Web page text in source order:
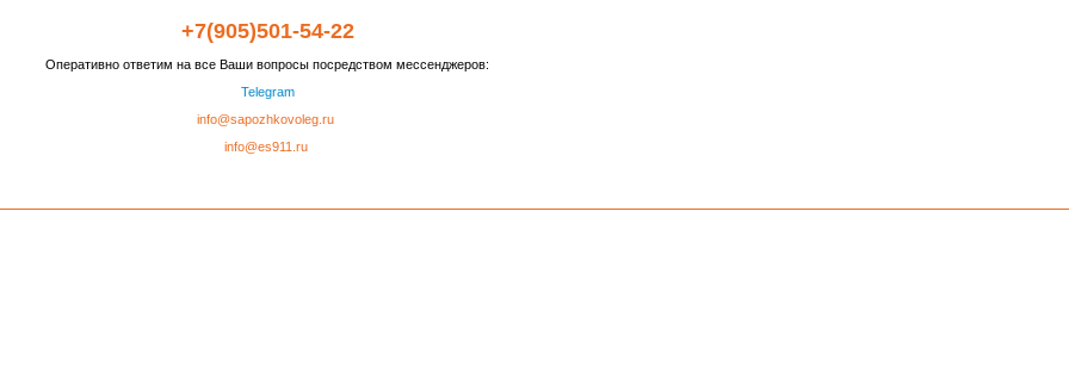
+7(905)501-54-22
Оперативно ответим на все Ваши вопросы посредством мессенджеров:
Telegram
info@sapozhkovoleg.ru
info@es911.ru